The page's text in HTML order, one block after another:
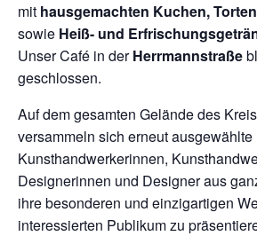
mit hausgemachten Kuchen,
sowie Heiß- und
Unser Café in derHerrmannstraße
geschlossen.
Auf dem gesamten Gelände des
versammeln sich erneut ausgewählte
Kunsthandwerkerinnen,
Designerinnen und Designer aus
ihre besonderen und einzigartigen
interessierten Publikum zu